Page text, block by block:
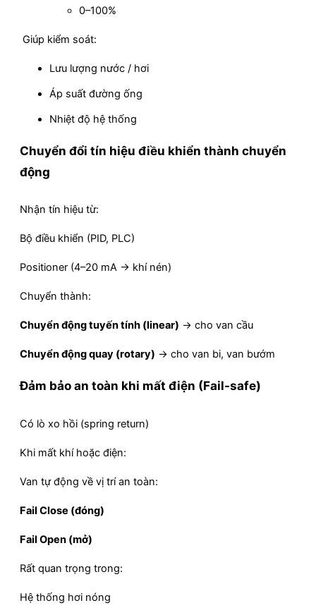
0–100%
Giúp kiểm soát:
Lưu lượng nước / hơi
Áp suất đường ống
Nhiệt độ hệ thống
Chuyển đổi tín hiệu điều khiển thành chuyển
động
Nhận tín hiệu từ:
Bộ điều khiển (PID, PLC)
Positioner (4–20 mA → khí nén)
Chuyển thành:
Chuyển động tuyến tính (linear) → cho van cầu
Chuyển động quay (rotary) → cho van bi, van bướm
Đảm bảo an toàn khi mất điện (Fail-safe)
Có lò xo hồi (spring return)
Khi mất khí hoặc điện:
Van tự động về vị trí an toàn:
Fail Close (đóng)
Fail Open (mở)
Rất quan trọng trong:
Hệ thống hơi nóng